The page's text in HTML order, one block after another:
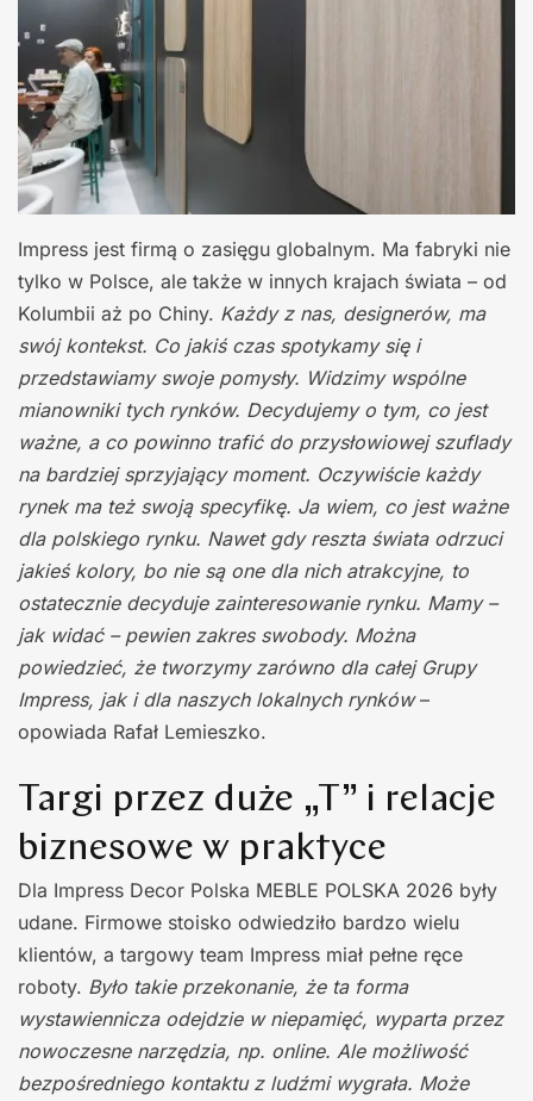
Impress jest firmą o zasięgu globalnym. Ma fabryki nie
tylko w Polsce, ale także w innych krajach świata – od
Kolumbii aż po Chiny. Każdy z nas, designerów, ma
swój kontekst. Co jakiś czas spotykamy się i
przedstawiamy swoje pomysły. Widzimy wspólne
mianowniki tych rynków. Decydujemy o tym, co jest
ważne, a co powinno trafić do przysłowiowej szuflady
na bardziej sprzyjający moment. Oczywiście każdy
rynek ma też swoją specyfikę. Ja wiem, co jest ważne
dla polskiego rynku. Nawet gdy reszta świata odrzuci
jakieś kolory, bo nie są one dla nich atrakcyjne, to
ostatecznie decyduje zainteresowanie rynku. Mamy –
jak widać – pewien zakres swobody. Można
powiedzieć, że tworzymy zarówno dla całej Grupy
Impress, jak i dla naszych lokalnych rynków–
opowiada Rafał Lemieszko.
Targi przez duże „T” i relacje
biznesowe w praktyce
Dla Impress Decor Polska MEBLE POLSKA 2026 były
udane. Firmowe stoisko odwiedziło bardzo wielu
klientów, a targowy team Impress miał pełne ręce
roboty. Było takie przekonanie, że ta forma
wystawiennicza odejdzie w niepamięć, wyparta przez
nowoczesne narzędzia, np. online. Ale możliwość
bezpośredniego kontaktu z ludźmi wygrała. Może